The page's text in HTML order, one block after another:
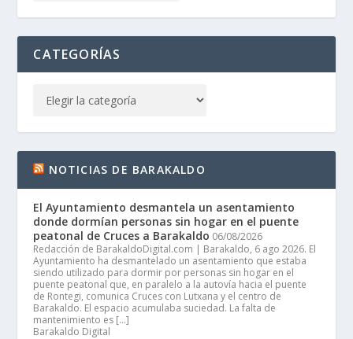
CATEGORÍAS
NOTICIAS DE BARAKALDO
El Ayuntamiento desmantela un asentamiento
donde dormían personas sin hogar en el puente
peatonal de Cruces a Barakaldo 06/08/2026
Redacción de BarakaldoDigital.com | Barakaldo, 6 ago 2026. El
Ayuntamiento ha desmantelado un asentamiento que estaba
siendo utilizado para dormir por personas sin hogar en el
puente peatonal que, en paralelo a la autovía hacia el puente
de Rontegi, comunica Cruces con Lutxana y el centro de
Barakaldo. El espacio acumulaba suciedad. La falta de
mantenimiento es […]
Barakaldo Digital